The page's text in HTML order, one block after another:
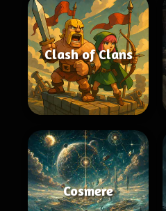
Clash of Clans
Cosmere